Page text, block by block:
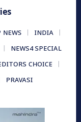
NEWS
INDIA
NEWS4 SPECIAL
CHOICE
PRAVASI